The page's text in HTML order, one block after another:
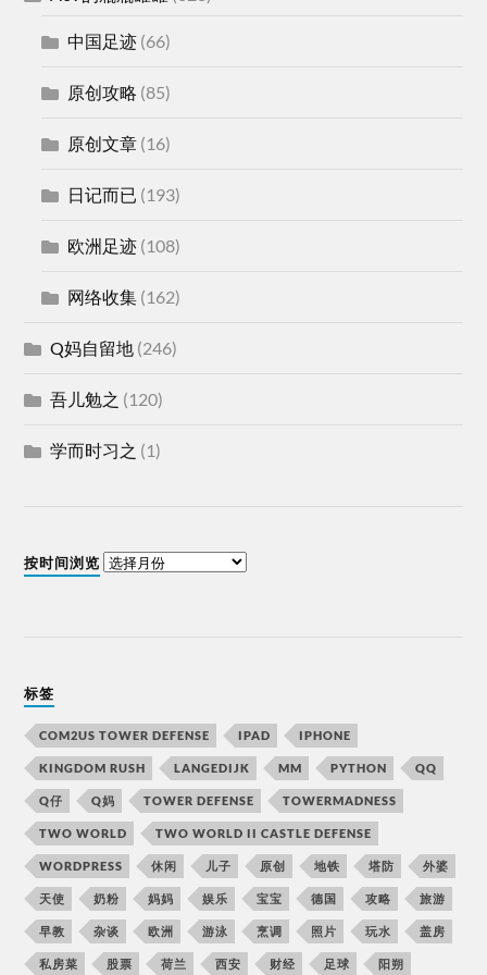
中国足迹 (66)
原创攻略 (85)
原创文章 (16)
日记而已 (193)
欧洲足迹 (108)
网络收集 (162)
Q妈自留地 (246)
吾儿勉之 (120)
学而时习之 (1)
按时间浏览
标签
COM2US TOWER DEFENSE IPAD IPHONE
KINGDOM RUSH LANGEDIJK MM PYTHON QQ
Q仔 Q妈 TOWER DEFENSE TOWERMADNESS
TWO WORLD TWO WORLD II CASTLE DEFENSE
WORDPRESS 休闲 儿子 原创 地铁 塔防 外婆
天使 奶粉 妈妈 娱乐 宝宝 德国 攻略 旅游
早教 杂谈 欧洲 游泳 烹调 照片 玩水 盖房
私房菜 股票 荷兰 西安 财经 足球 阳朔